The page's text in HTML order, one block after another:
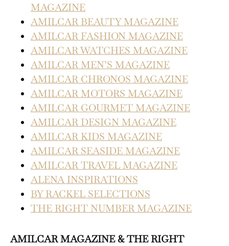
MAGAZINE
AMILCAR BEAUTY MAGAZINE
AMILCAR FASHION MAGAZINE
AMILCAR WATCHES MAGAZINE
AMILCAR MEN’S MAGAZINE
AMILCAR CHRONOS MAGAZINE
AMILCAR MOTORS MAGAZINE
AMILCAR GOURMET MAGAZINE
AMILCAR DESIGN MAGAZINE
AMILCAR KIDS MAGAZINE
AMILCAR SEASIDE MAGAZINE
AMILCAR TRAVEL MAGAZINE
ALENA INSPIRATIONS
BY RACKEL SELECTIONS
THE RIGHT NUMBER MAGAZINE
AMILCAR MAGAZINE & THE RIGHT